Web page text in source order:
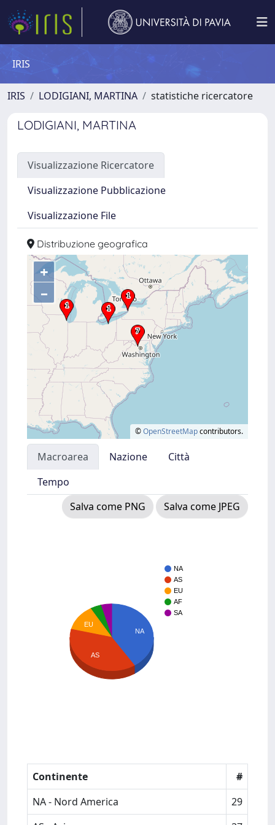
IRIS
IRIS LODIGIANI, MARTINA statistiche ricercatore
LODIGIANI, MARTINA
Visualizzazione Ricercatore
Visualizzazione Pubblicazione
Visualizzazione File
Distribuzione geografica
+
–
©OpenStreetMapcontributors.
Macroarea Nazione
Città
Tempo
Salva come PNG
Salva come JPEG
NA
AS
EU
AF
SA
NA
EU
AS
Continente
#
NA - Nord America
29